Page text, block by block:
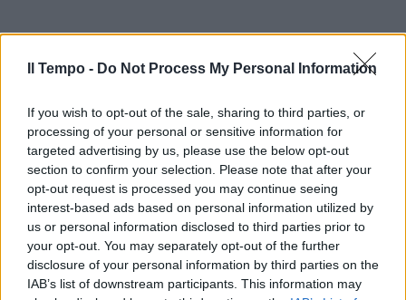
Il Tempo - Do Not Process My Personal Information
If you wish to opt-out of the sale, sharing to third parties, or
processing of your personal or sensitive information for
targeted advertising by us, please use the below opt-out
section to confirm your selection. Please note that after your
opt-out request is processed you may continue seeing
interest-based ads based on personal information utilized by
us or personal information disclosed to third parties prior to
your opt-out. You may separately opt-out of the further
disclosure of your personal information by third parties on the
IAB’s list of downstream participants. This information may
In evidenza